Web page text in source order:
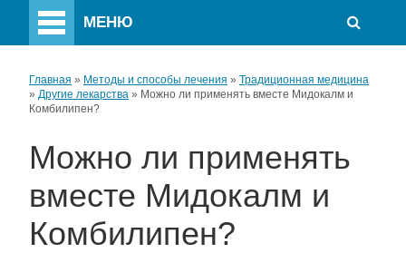
МЕНЮ
Главная » Методы и способы лечения » Традиционная медицина
» Другие лекарства » Можно ли применять вместе Мидокалм и
Комбилипен?
Можно ли применять
вместе Мидокалм и
Комбилипен?